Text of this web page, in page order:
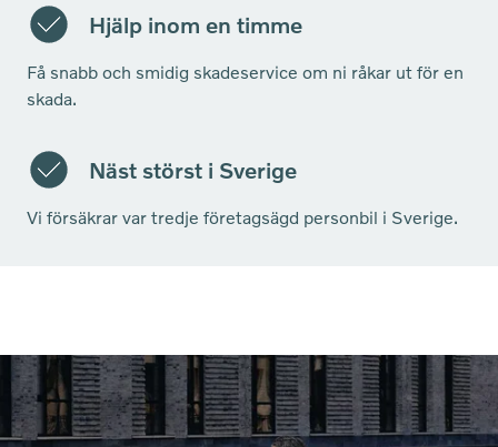
Hjälp inom en timme
Få snabb och smidig skadeservice om ni råkar ut för en
skada.
Näst störst i Sverige
Vi försäkrar var tredje företagsägd personbil i Sverige.